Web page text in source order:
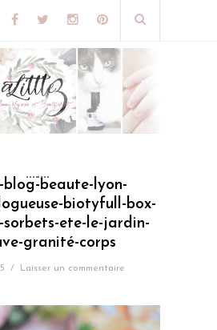
beaute-lyon-
biotyfull-box-
ete-le-jardin-
granité-corps
/ Laisser un commentaire